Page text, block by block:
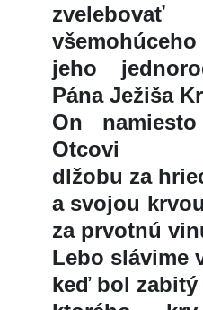
jeho
Pána Ježiša
On
Otcovi
dlžobu za
a svojou
za prvotnú
Lebo slávime
keď bol zabitý